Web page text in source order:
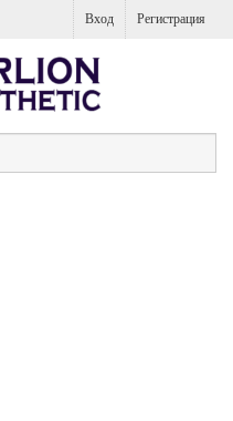
Вход Регистрация